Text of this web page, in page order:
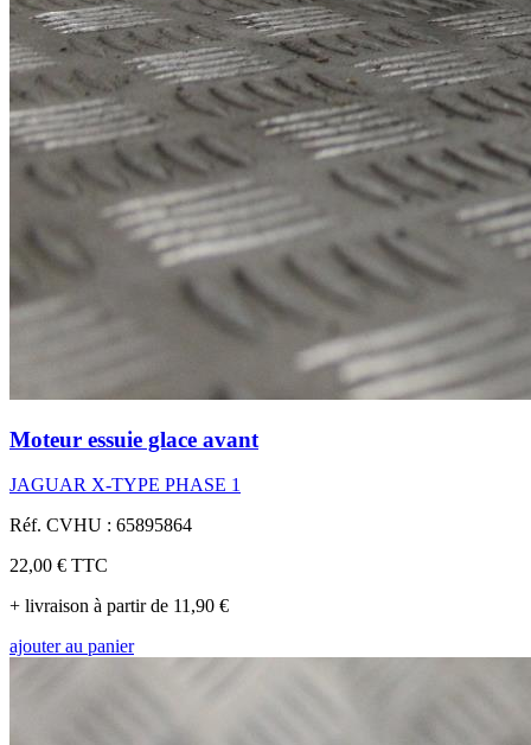
Moteur essuie glace avant
JAGUAR X-TYPE PHASE 1
Réf. CVHU : 65895864
22,00 € TTC
+ livraison à partir de 11,90 €
ajouter au panier